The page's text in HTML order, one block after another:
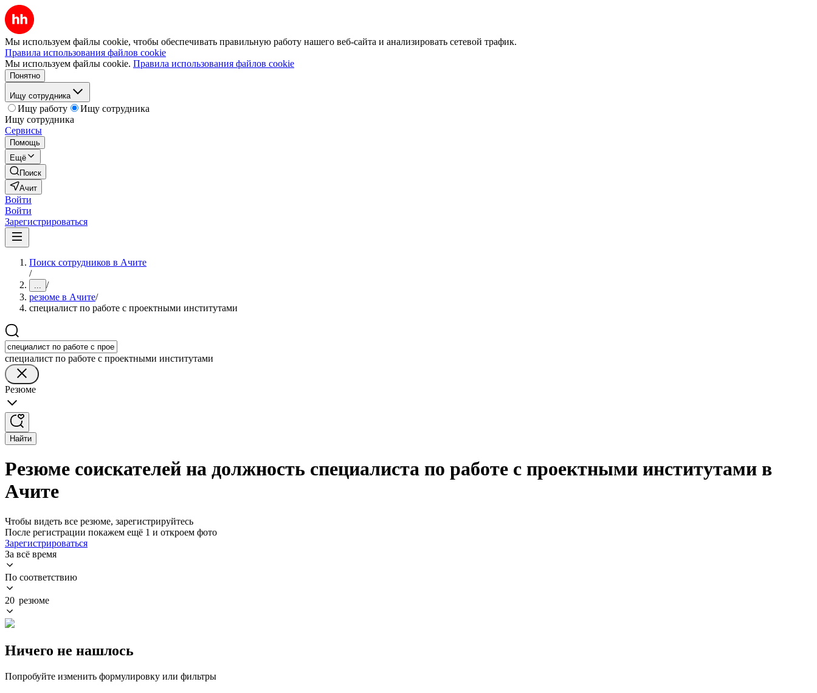
Мы используем файлы cookie, чтобы обеспечивать правильную работу нашего веб-сайта и анализировать сетевой трафик.
Правила использования файлов cookie
Мы используем файлы cookie. Правила использования файлов cookie
Понятно
Ищу сотрудника
Ищу работу
Ищу сотрудника
Ищу сотрудника
Сервисы
Помощь
Ещё
Поиск
Ачит
Войти
Войти
Зарегистрироваться
Поиск сотрудников в Ачите
/
... /
резюме в Ачите/
специалист по работе с проектными институтами
специалист по работе с проектными институтами
Резюме
Найти
Резюме соискателей на должность специалиста по работе с проектными институтами в
Ачите
Чтобы видеть все резюме, зарегистрируйтесь
После регистрации покажем ещё 1 и откроем фото
Зарегистрироваться
За всё время
По соответствию
20 резюме
Ничего не нашлось
Попробуйте изменить формулировку или фильтры